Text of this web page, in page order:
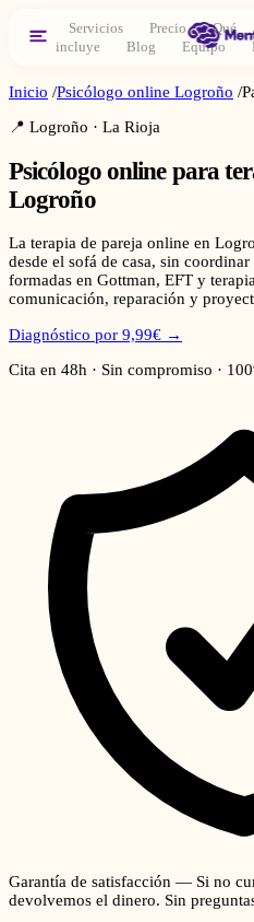
Servicios Precio
Qué
incluye
Blog Equipo
Inicio /Psicólogo online Logroño /
📍 Logroño · La Rioja
Psicólogo online para
Logroño
La terapia de pareja online en
desde el sofá de casa, sin
formadas en Gottman, EFT y
comunicación, reparación y
Diagnóstico por 9,99€ →
Cita en 48h · Sin compromiso ·
Garantía de satisfacción — Si no
devolvemos el dinero. Sin